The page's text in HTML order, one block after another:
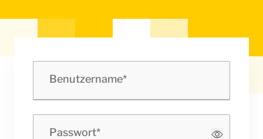
Benutzername
Passwort